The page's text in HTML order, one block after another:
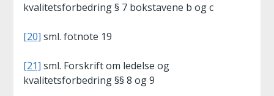
kvalitetsforbedring § 7 bokstavene b og c
[20] sml. fotnote 19
[21] sml. Forskrift om ledelse og
kvalitetsforbedring §§ 8 og 9